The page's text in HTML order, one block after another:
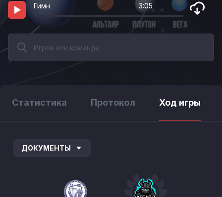
Гимн 3:05
Статистика Протокол Ход игры
ДОКУМЕНТЫ